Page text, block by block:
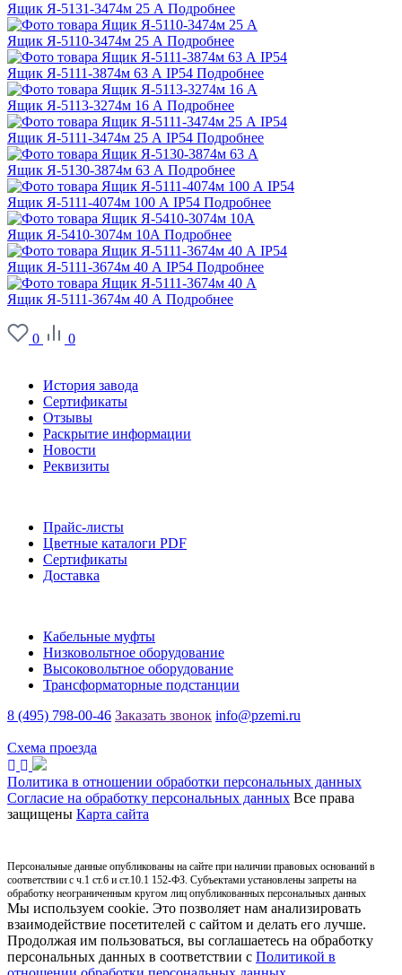
Ящик Я-5131-3474м 25 А Подробнее
Ящик Я-5110-3474м 25 А Подробнее
Ящик Я-5111-3874м 63 А IP54 Подробнее
Ящик Я-5113-3274м 16 А Подробнее
Ящик Я-5111-3474м 25 А IP54 Подробнее
Ящик Я-5130-3874м 63 А Подробнее
Ящик Я-5111-4074м 100 А IP54 Подробнее
Ящик Я-5410-3074м 10А Подробнее
Ящик Я-5111-3674м 40 А IP54 Подробнее
Ящик Я-5111-3674м 40 А Подробнее
0
0
История завода
Сертификаты
Отзывы
Раскрытие информации
Новости
Реквизиты
Прайс-листы
Цветные каталоги PDF
Сертификаты
Доставка
Кабельные муфты
Низковольтное оборудование
Высоковольтное оборудование
Трансформаторные подстанции
8 (495) 798-00-46 Заказать звонок info@pzemi.ru
Схема проезда
Политика в отношении обработки персональных данных
Согласие на обработку персональных данных Все права
защищены Карта сайта
Персональные данные опубликованы на сайте при наличии правовых оснований в
соответствии с ч.1 ст.6 и ст.10.1 152-ФЗ. Субъектами установлены запреты на
обработку неограниченным кругом лиц опубликованных персональных данных
Мы используем cookie. Это позволяет нам анализировать
взаимодействие посетителей с сайтом и делать его лучше.
Продолжая им пользоваться, вы соглашаетесь на обработку
персональных данных в соответствии с Политикой в